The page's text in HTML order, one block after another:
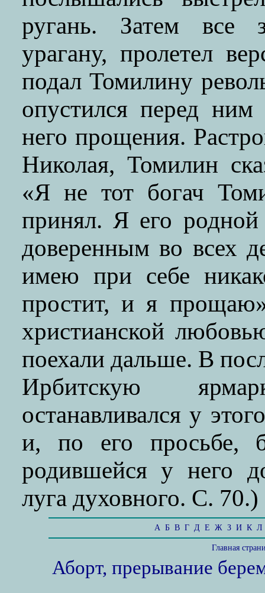
ругань. Затем все
урагану, пролетел
подал Томилину
опустился перед
него прощения.
Николая, Томилин
«Я не тот богач
принял. Я его
доверенным во всех
имею при себе
простит, и я
христианской
поехали дальше. В
Ирбитскую
останавливался у
и, по его просьбе,
родившейся у него
луга духовного. С. 70.)
А Б В Г Д Е Ж З И К Л
Главная
Аборт, прерывание